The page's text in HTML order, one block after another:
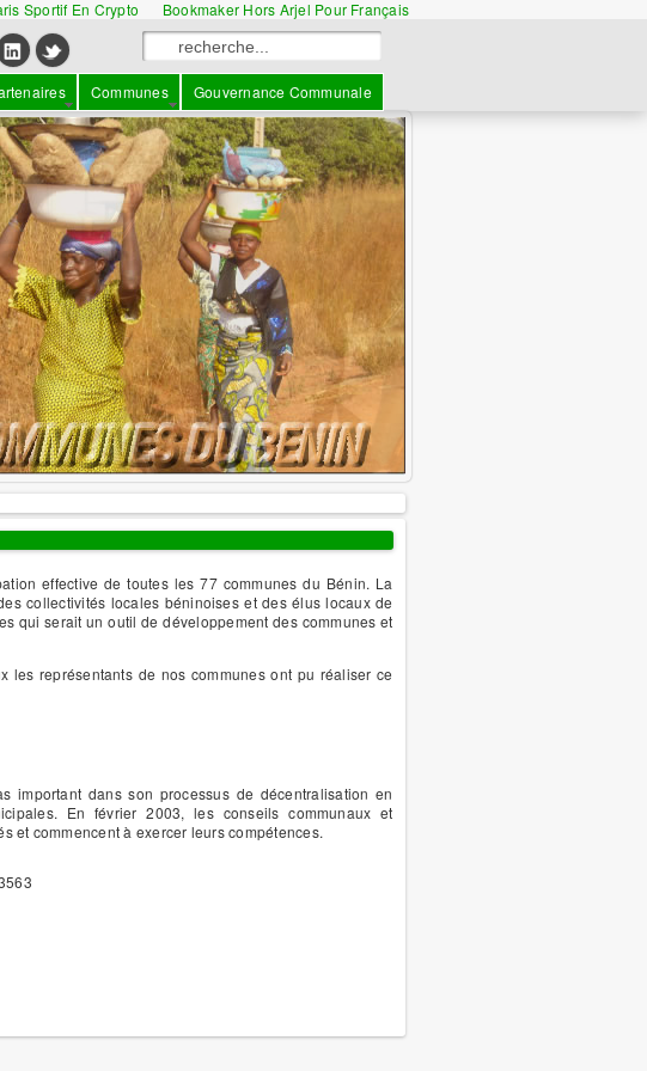
Sportif En Crypto Bookmaker Hors Arjel Pour Français
Communes Gouvernance Communale
effective de toutes les 77 communes du Bénin. La
collectivités locales béninoises et des élus locaux de
qui serait un outil de développement des communes et
les représentants de nos communes ont pu réaliser ce
dans son processus de décentralisation en
En février 2003, les conseils communaux et
et commencent à exercer leurs compétences.